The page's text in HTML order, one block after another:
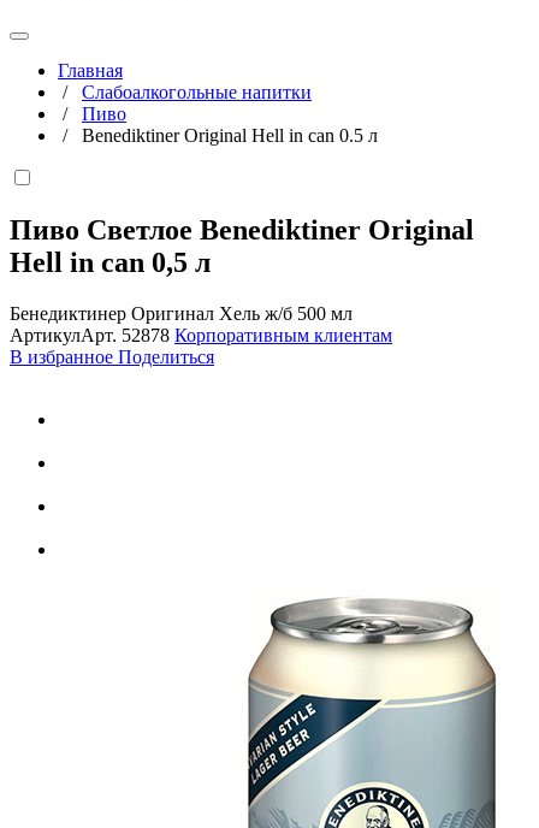
Главная
/ Слабоалкогольные напитки
/ Пиво
/ Benediktiner Original Hell in can 0.5 л
Пиво Светлое Benediktiner Original
Hell in can 0,5 л
Бенедиктинер Оригинал Хель ж/б 500 мл
АртикулАрт. 52878 Корпоративным клиентам
В избранное Поделиться